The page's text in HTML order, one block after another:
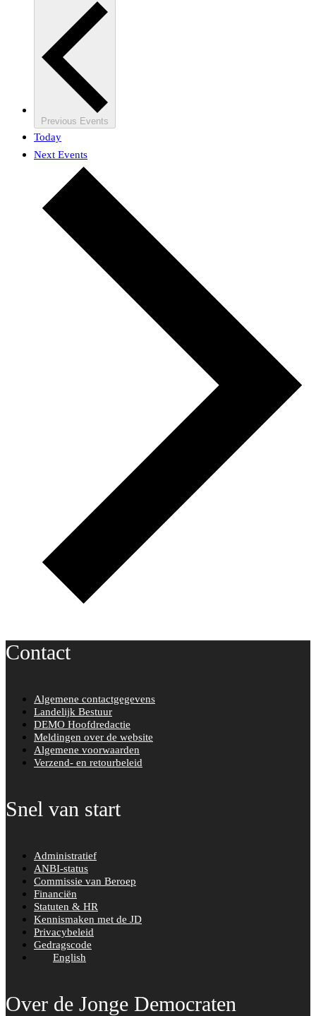
Previous Events
Today
Next Events
Contact
Algemene contactgegevens
Landelijk Bestuur
DEMO Hoofdredactie
Meldingen over de website
Algemene voorwaarden
Verzend- en retourbeleid
Snel van start
Administratief
ANBI-status
Commissie van Beroep
Financiën
Statuten & HR
Kennismaken met de JD
Privacybeleid
Gedragscode
English
Over de Jonge Democraten